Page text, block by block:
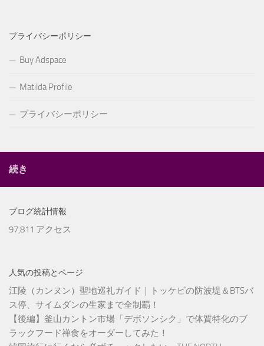
プライバシーポリシー
Buy Adspace
Matilda Profile
プライバシーポリシー
続き
ブログ統計情報
97,811 アクセス
人気の投稿とページ
江陵（カンヌン）聖地巡礼ガイド｜トッケビの防波堤＆BTSバ
ス停、サイムダンの生家まで全制覇！
【後編】釜山カントン市場「デボソンシク」で体質特化のブ
ラックフード禅食をオーダーしてみた！